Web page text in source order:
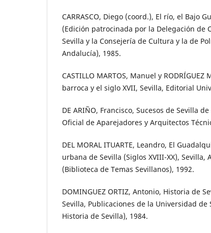
CARRASCO, Diego (coord.), El río, el Bajo
(Edición patrocinada por la Delegación de
Sevilla y la Consejería de Cultura y la de
Andalucía), 1985.
CASTILLO MARTOS, Manuel y RODRÍGUEZ
barroca y el siglo XVII, Sevilla, Editorial
DE ARIÑO, Francisco, Sucesos de Sevilla
Oficial de Aparejadores y Arquitectos
DEL MORAL ITUARTE, Leandro, El
urbana de Sevilla (Siglos XVIII-XX), Sevilla,
(Biblioteca de Temas Sevillanos), 1992.
DOMINGUEZ ORTIZ, Antonio, Historia de
Sevilla, Publicaciones de la Universidad de
Historia de Sevilla), 1984.